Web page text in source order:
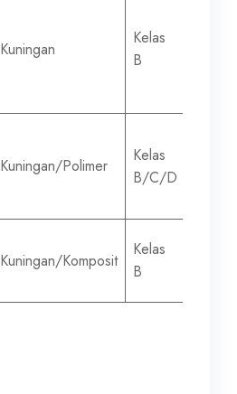
Kuningan
Kelas
B
Kuningan/Polimer
Kelas
B/C/D
Kuningan/Komposit
Kelas
B